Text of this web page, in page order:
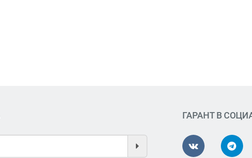
ГАРАНТ В